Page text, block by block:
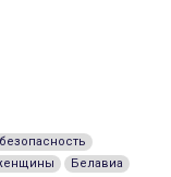
безопасность
Белавиа